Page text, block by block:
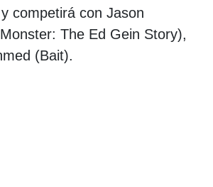
competirá con Jason
The Ed Gein Story),
(Bait).